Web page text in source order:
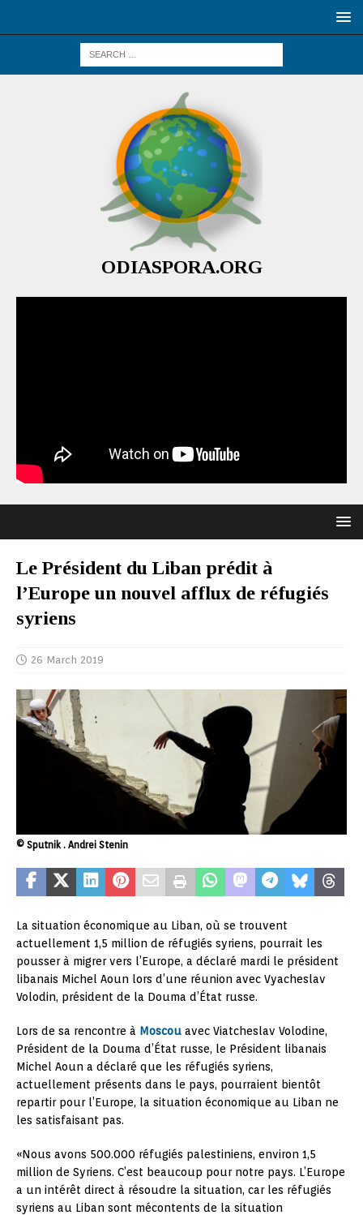
ODIASPORA.ORG
Le Président du Liban prédit à
l’Europe un nouvel afflux de réfugiés
syriens
26 March 2019
© Sputnik . Andrei Stenin
La situation économique au Liban, où se trouvent
actuellement 1,5 million de réfugiés syriens, pourrait les
pousser à migrer vers l’Europe, a déclaré mardi le président
libanais Michel Aoun lors d’une réunion avec Vyacheslav
Volodin, président de la Douma d’État russe.
Lors de sa rencontre à Moscou avec Viatcheslav Volodine,
Président de la Douma d’État russe, le Président libanais
Michel Aoun a déclaré que les réfugiés syriens,
actuellement présents dans le pays, pourraient bientôt
repartir pour l’Europe, la situation économique au Liban ne
les satisfaisant pas.
«Nous avons 500.000 réfugiés palestiniens, environ 1,5
million de Syriens. C’est beaucoup pour notre pays. L’Europe
a un intérêt direct à résoudre la situation, car les réfugiés
syriens au Liban sont mécontents de la situation